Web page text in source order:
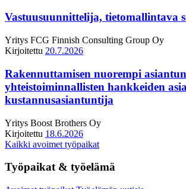
Vastuusuunnittelija, tietomallintava
Yritys FCG Finnish Consulting Group Oy
Kirjoitettu 20.7.2026
Rakennuttamisen nuorempi
yhteistoiminnallisten hankkeiden
kustannusasiantuntija
Yritys Boost Brothers Oy
Kirjoitettu 18.6.2026
Kaikki avoimet työpaikat
Työpaikat & työelämä